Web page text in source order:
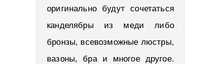
оригинально будут сочетаться
канделябры из меди либо
бронзы, всевозможные люстры,
вазоны, бра и многое другое.